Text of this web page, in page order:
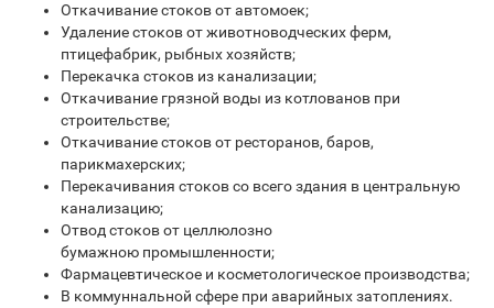
Откачивание стоков от автомоек;
Удаление стоков от животноводческих ферм,
птицефабрик, рыбных хозяйств;
Перекачка стоков из канализации;
Откачивание грязной воды из котлованов при
строительстве;
Откачивание стоков от ресторанов, баров,
парикмахерских;
Перекачивания стоков со всего здания в центральную
канализацию;
Отвод стоков от целлюлозно
бумажною промышленности;
Фармацевтическое и косметологическое производства;
В коммуннальной сфере при аварийных затоплениях.